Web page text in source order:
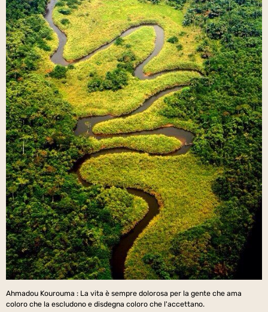
Ahmadou Kourouma : La vita è sempre dolorosa per la gente che ama
coloro che la escludono e disdegna coloro che l'accettano.